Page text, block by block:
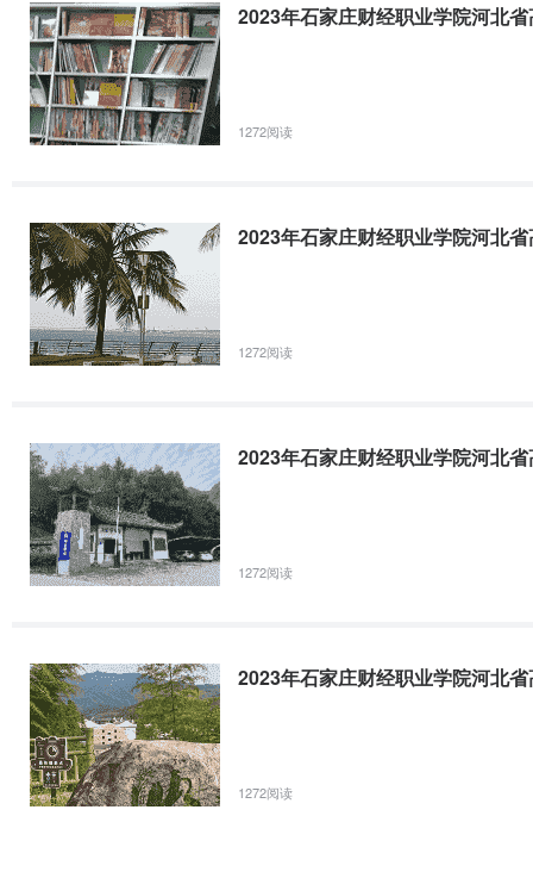
2023年石家庄财经职业学院河北
1272阅读
2023年石家庄财经职业学院河北
1272阅读
2023年石家庄财经职业学院河北
1272阅读
2023年石家庄财经职业学院河北
1272阅读